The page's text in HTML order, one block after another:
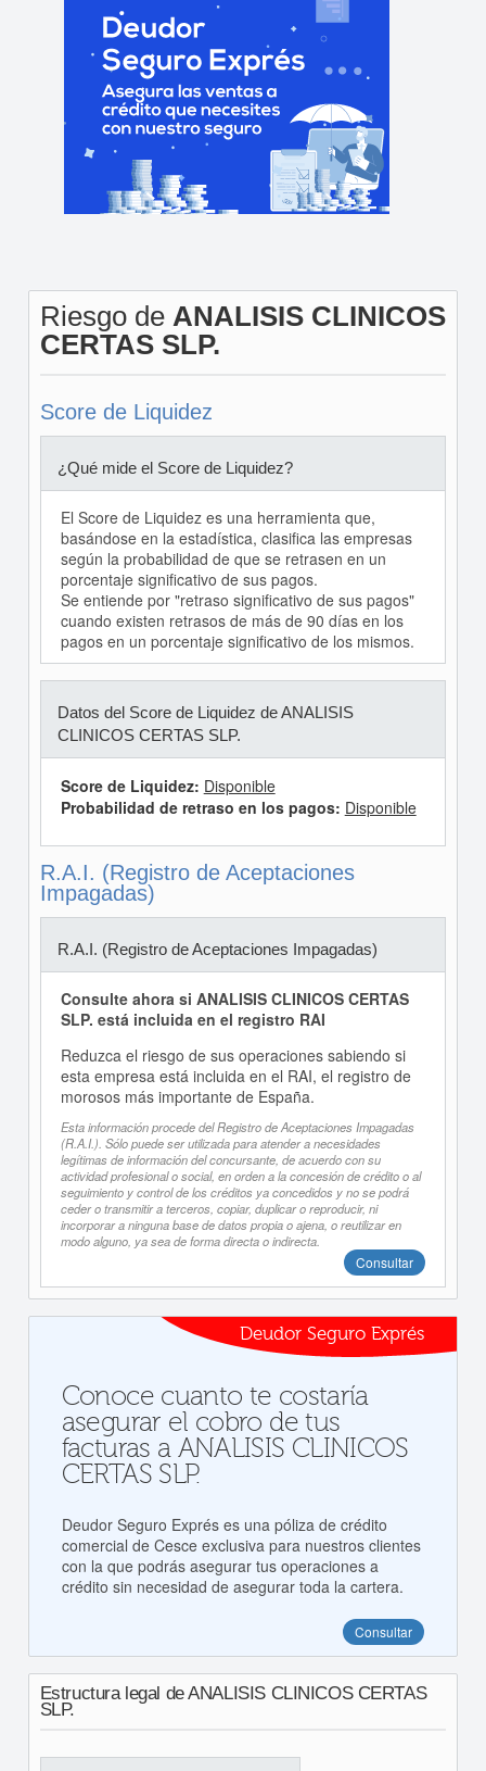
Riesgo de ANALISIS CLINICOS
CERTAS SLP.
Score de Liquidez
¿Qué mide el Score de Liquidez?
El Score de Liquidez es una herramienta que,
basándose en la estadística, clasifica las empresas
según la probabilidad de que se retrasen en un
porcentaje significativo de sus pagos.
Se entiende por "retraso significativo de sus pagos"
cuando existen retrasos de más de 90 días en los
pagos en un porcentaje significativo de los mismos.
Datos del Score de Liquidez de ANALISIS
CLINICOS CERTAS SLP.
Score de Liquidez: Disponible
Probabilidad de retraso en los pagos: Disponible
R.A.I. (Registro de Aceptaciones
Impagadas)
R.A.I. (Registro de Aceptaciones Impagadas)
Consulte ahora si ANALISIS CLINICOS CERTAS
SLP. está incluida en el registro RAI
Reduzca el riesgo de sus operaciones sabiendo si
esta empresa está incluida en el RAI, el registro de
morosos más importante de España.
Esta información procede del Registro de Aceptaciones Impagadas
(R.A.I.). Sólo puede ser utilizada para atender a necesidades
legítimas de información del concursante, de acuerdo con su
actividad profesional o social, en orden a la concesión de crédito o al
seguimiento y control de los créditos ya concedidos y no se podrá
ceder o transmitir a terceros, copiar, duplicar o reproducir, ni
incorporar a ninguna base de datos propia o ajena, o reutilizar en
modo alguno, ya sea de forma directa o indirecta.
Consultar
Deudor Seguro Exprés
Conoce cuanto te costaría
asegurar el cobro de tus
facturas a ANALISIS CLINICOS
CERTAS SLP.
Deudor Seguro Exprés es una póliza de crédito
comercial de Cesce exclusiva para nuestros clientes
con la que podrás asegurar tus operaciones a
crédito sin necesidad de asegurar toda la cartera.
Consultar
Estructura legal de ANALISIS CLINICOS CERTAS
SLP.